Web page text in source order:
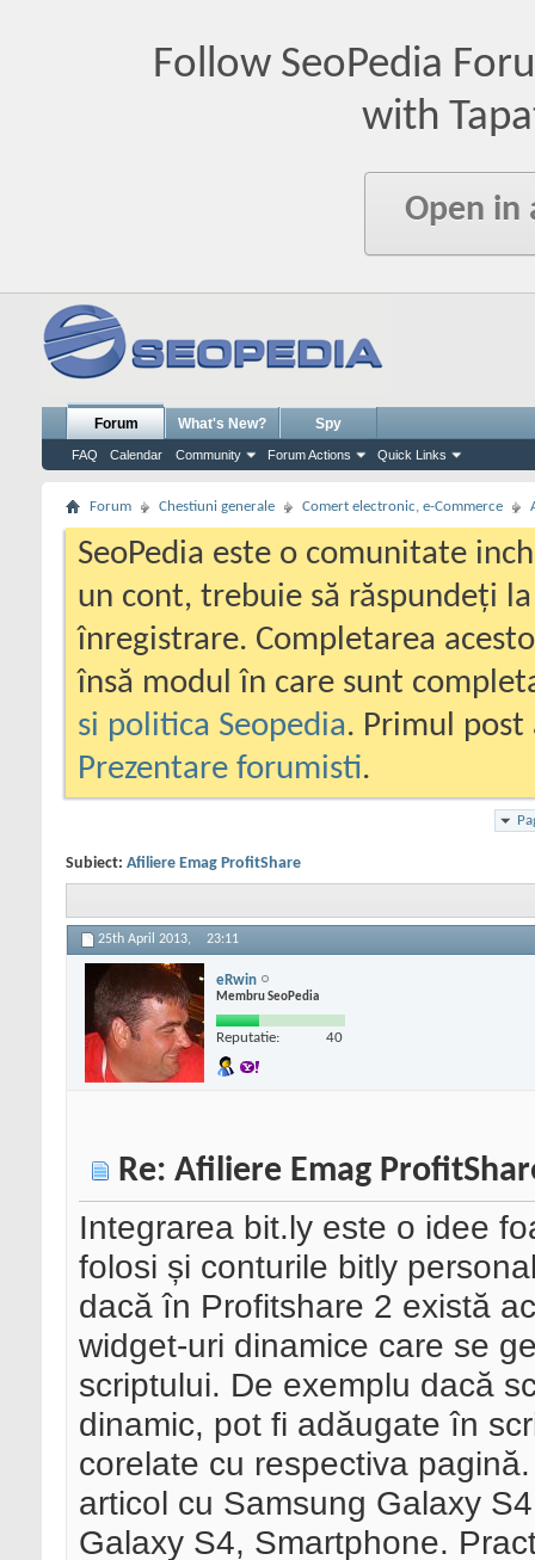
Follow SeoPedia
with
Open in
Forum
FAQ Calendar Community Forum Actions Quick Links
What's New? Spy
Forum Chestiuni generale Comert electronic, e-Commerce
SeoPedia este o comunitate
un cont, trebuie să răspundeți
înregistrare. Completarea
însă modul în care sunt
si politica Seopedia. Primul
Prezentare forumisti.
Subiect: Afiliere Emag ProfitShare
25th April 2013, 23:11
eRwin
Membru SeoPedia
Reputatie: 40
Re: Afiliere Emag
Integrarea bit.ly este o idee
folosi și conturile bitly
dacă în Profitshare 2 există
widget-uri dinamice care se
scriptului. De exemplu dacă
dinamic, pot fi adăugate în
corelate cu respectiva
articol cu Samsung Galaxy
Galaxy S4, Smartphone.